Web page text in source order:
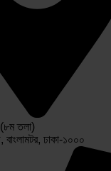
(৮ম তলা)
ঢাকা-১০০০